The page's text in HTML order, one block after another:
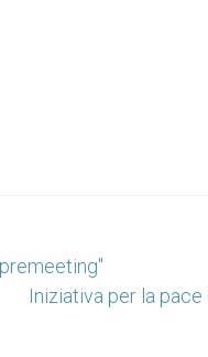
Iniziativa per la